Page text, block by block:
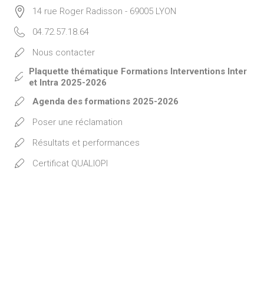
14 rue Roger Radisson - 69005 LYON
04.72.57.18.64
Nous contacter
Plaquette thématique Formations Interventions Inter
et Intra 2025-2026
Agenda des formations 2025-2026
Poser une réclamation
Résultats et performances
Certificat QUALIOPI